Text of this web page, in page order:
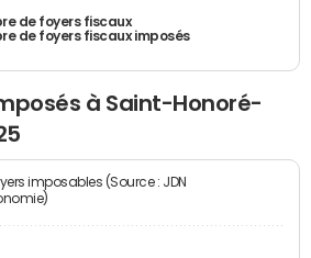
de foyers fiscaux
de foyers fiscaux imposés
à Saint-Honoré-
imposables (Source : JDN